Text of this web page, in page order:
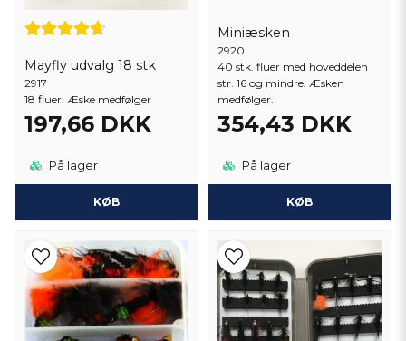
Mayfly udvalg 18 stk
2917
18 fluer. Æske medfølger
197,66 DKK
På lager
KØB
Miniæsken
2920
40 stk. fluer med hoveddelen
str. 16 og mindre. Æsken
medfølger.
354,43 DKK
På lager
KØB